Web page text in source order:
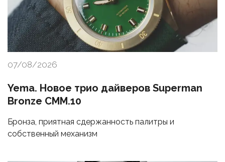
07/08/2026
Yema. Новое трио дайверов Superman
Bronze CMM.10
Бронза, приятная сдержанность палитры и
собственный механизм